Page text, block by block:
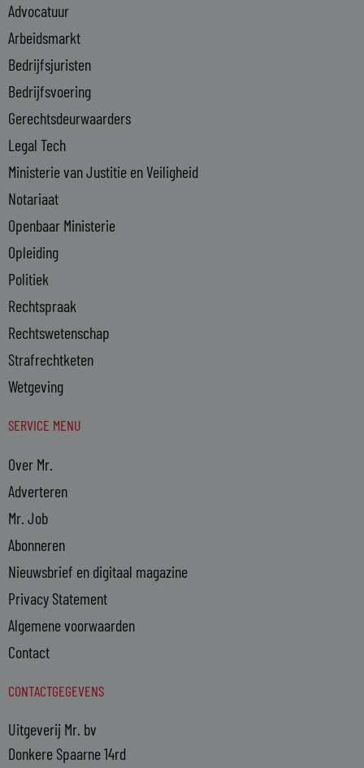
d
i
n
-
i
n
Advocatuur
Arbeidsmarkt
Bedrijfsjuristen
Bedrijfsvoering
Gerechtsdeurwaarders
Legal Tech
Ministerie van Justitie en Veiligheid
Notariaat
Openbaar Ministerie
Opleiding
Politiek
Rechtspraak
Rechtswetenschap
Strafrechtketen
Wetgeving
SERVICE MENU
Over Mr.
Adverteren
Mr. Job
Abonneren
Nieuwsbrief en digitaal magazine
Privacy Statement
Algemene voorwaarden
Contact
CONTACTGEGEVENS
Uitgeverij Mr. bv
Donkere Spaarne 14rd